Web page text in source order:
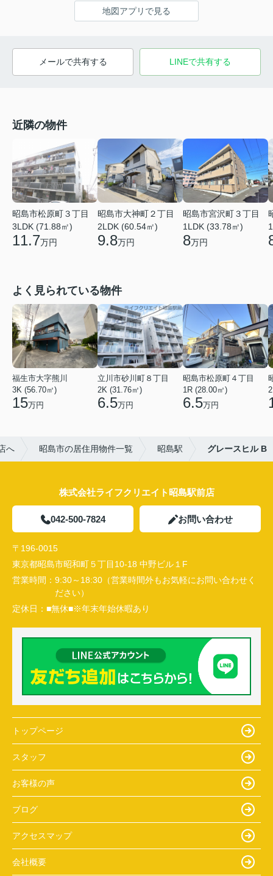
地図アプリで見る
メールで共有する LINEで共有する
近隣の物件
昭島市松原町３丁目
3LDK (71.88㎡)
11.7万円
昭島市大神町２丁目
2LDK (60.54㎡)
9.8万円
昭島市宮沢町３丁目
1LDK (33.78㎡)
8万円
よく見られている物件
福生市大字熊川
3K (56.70㎡)
15万円
立川市砂川町８丁目
2K (31.76㎡)
6.5万円
昭島市松原町４丁目
1R (28.00㎡)
6.5万円
へ 昭島市の居住用物件一覧 昭島駅 グレースヒル B
株式会社ライフクリエイト昭島駅前店
042-500-7824 お問い合わせ
〒196-0015
東京都昭島市昭和町５丁目10-18 中野ビル１F
営業時間： 9:30～18:30（営業時間外もお気軽にお問い合わせく
ださい）
定休日： ■無休■※年末年始休暇あり
トップページ
スタッフ
お客様の声
ブログ
アクセスマップ
会社概要